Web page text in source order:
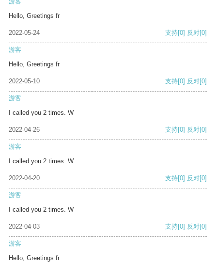
Hello, Greetings fr
2022-05-24 支持[0] 反对[0]
游客
Hello, Greetings fr
2022-05-10 支持[0] 反对[0]
游客
I called you 2 times. W
2022-04-26 支持[0] 反对[0]
游客
I called you 2 times. W
2022-04-20 支持[0] 反对[0]
游客
I called you 2 times. W
2022-04-03 支持[0] 反对[0]
游客
Hello, Greetings fr